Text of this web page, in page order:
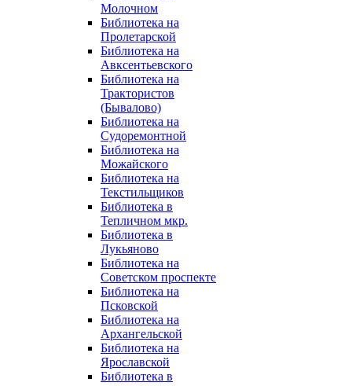
Молочном
Библиотека на
Пролетарской
Библиотека на
Авксентьевского
Библиотека на
Трактористов
(Бывалово)
Библиотека на
Судоремонтной
Библиотека на
Можайского
Библиотека на
Текстильщиков
Библиотека в
Тепличном мкр.
Библиотека в
Лукьяново
Библиотека на
Советском проспекте
Библиотека на
Псковской
Библиотека на
Архангельской
Библиотека на
Ярославской
Библиотека в